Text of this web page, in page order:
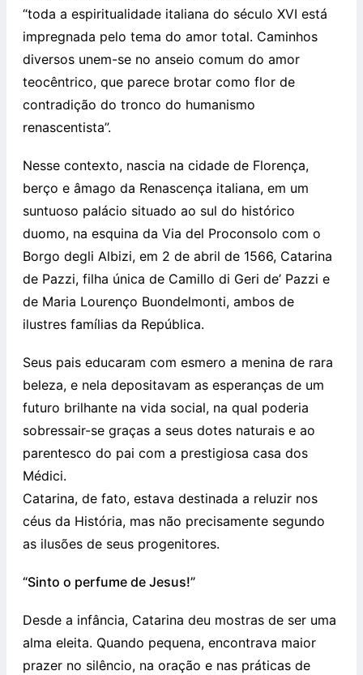
“toda a espiritualidade italiana do século XVI está
impregnada pelo tema do amor total. Caminhos
diversos unem-se no anseio comum do amor
teocêntrico, que parece brotar como flor de
contradição do tronco do humanismo
renascentista”.
Nesse contexto, nascia na cidade de Florença,
berço e âmago da Renascença italiana, em um
suntuoso palácio situado ao sul do histórico
duomo, na esquina da Via del Proconsolo com o
Borgo degli Albizi, em 2 de abril de 1566, Catarina
de Pazzi, filha única de Camillo di Geri de’ Pazzi e
de Maria Lourenço Buondelmonti, ambos de
ilustres famílias da República.
Seus pais educaram com esmero a menina de rara
beleza, e nela depositavam as esperanças de um
futuro brilhante na vida social, na qual poderia
sobressair-se graças a seus dotes naturais e ao
parentesco do pai com a prestigiosa casa dos
Médici.
Catarina, de fato, estava destinada a reluzir nos
céus da História, mas não precisamente segundo
as ilusões de seus progenitores.
“Sinto o perfume de Jesus!”
Desde a infância, Catarina deu mostras de ser uma
alma eleita. Quando pequena, encontrava maior
prazer no silêncio, na oração e nas práticas de